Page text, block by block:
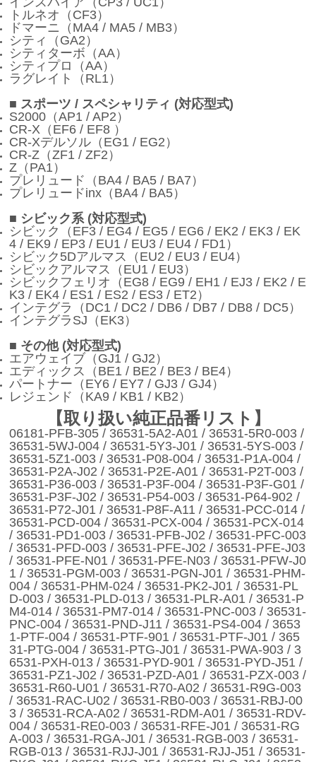
トルネオ（CF3）
ドマーニ（MA4 / MA5 / MB3）
シティ（GA2）
シティターボ（AA）
シティプロ（AA）
ラグレイト（RL1）
■ スポーツ / スペシャリティ (対応型式)
S2000（AP1 / AP2）
CR-X（EF6 / EF8 ）
CR-Xデルソル（EG1 / EG2）
CR-Z（ZF1 / ZF2）
Z（PA1）
プレリュード（BA4 / BA5 / BA7）
プレリュードinx（BA4 / BA5）
■ シビック系 (対応型式)
シビック（EF3 / EG4 / EG5 / EG6 / EK2 / EK3 / EK
4 / EK9 / EP3 / EU1 / EU3 / EU4 / FD1）
シビック5Dアルマス（EU2 / EU3 / EU4）
シビックアルマス（EU1 / EU3）
シビックフェリオ（EG8 / EG9 / EH1 / EJ3 / EK2 / E
K3 / EK4 / ES1 / ES2 / ES3 / ET2）
インテグラ（DC1 / DC2 / DB6 / DB7 / DB8 / DC5）
インテグラSJ（EK3）
■ その他 (対応型式)
エアウェイブ（GJ1 / GJ2）
エディックス（BE1 / BE2 / BE3 / BE4）
パートナー（EY6 / EY7 / GJ3 / GJ4）
レジェンド（KA9 / KB1 / KB2）
【取り扱い純正品番リスト】
06181-PFB-305 / 36531-5A2-A01 / 36531-5R0-003 /
36531-5WJ-004 / 36531-5Y3-J01 / 36531-5YS-003 /
36531-5Z1-003 / 36531-P08-004 / 36531-P1A-004 /
36531-P2A-J02 / 36531-P2E-A01 / 36531-P2T-003 /
36531-P36-003 / 36531-P3F-004 / 36531-P3F-G01 /
36531-P3F-J02 / 36531-P54-003 / 36531-P64-902 /
36531-P72-J01 / 36531-P8F-A11 / 36531-PCC-014 /
36531-PCD-004 / 36531-PCX-004 / 36531-PCX-014
/ 36531-PD1-003 / 36531-PFB-J02 / 36531-PFC-003
/ 36531-PFD-003 / 36531-PFE-J02 / 36531-PFE-J03
/ 36531-PFE-N01 / 36531-PFE-N03 / 36531-PFW-J0
1 / 36531-PGM-003 / 36531-PGN-J01 / 36531-PHM-
004 / 36531-PHM-024 / 36531-PK2-J01 / 36531-PL
D-003 / 36531-PLD-013 / 36531-PLR-A01 / 36531-P
M4-014 / 36531-PM7-014 / 36531-PNC-003 / 36531-
PNC-004 / 36531-PND-J11 / 36531-PS4-004 / 3653
1-PTF-004 / 36531-PTF-901 / 36531-PTF-J01 / 365
31-PTG-004 / 36531-PTG-J01 / 36531-PWA-903 / 3
6531-PXH-013 / 36531-PYD-901 / 36531-PYD-J51 /
36531-PZ1-J02 / 36531-PZD-A01 / 36531-PZX-003 /
36531-R60-U01 / 36531-R70-A02 / 36531-R9G-003
/ 36531-RAC-U02 / 36531-RB0-003 / 36531-RBJ-00
3 / 36531-RCA-A02 / 36531-RDM-A01 / 36531-RDV-
004 / 36531-RE0-003 / 36531-RFE-J01 / 36531-RG
A-003 / 36531-RGA-J01 / 36531-RGB-003 / 36531-
RGB-013 / 36531-RJJ-J01 / 36531-RJJ-J51 / 36531-